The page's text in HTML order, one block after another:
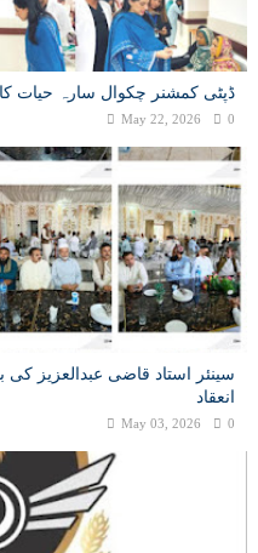
ڈپٹی کمشنر چکوال سارہ حیات کا
May 22, 2026 0
سینئر استاد قاضی عبدالعزیز کی
انعقاد
May 03, 2026 0